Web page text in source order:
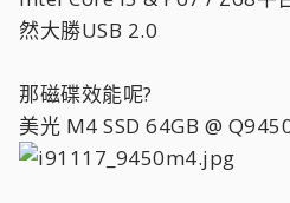
然大勝USB 2.0
那磁碟效能呢?
美光 M4 SSD 64GB @